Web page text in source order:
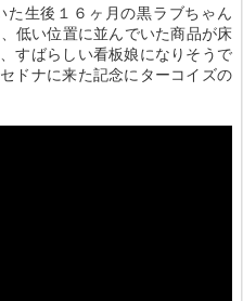
生後１６ヶ月の黒ラブちゃん
低い位置に並んでいた商品が床
すばらしい看板娘になりそうで
ドナに来た記念にターコイズの